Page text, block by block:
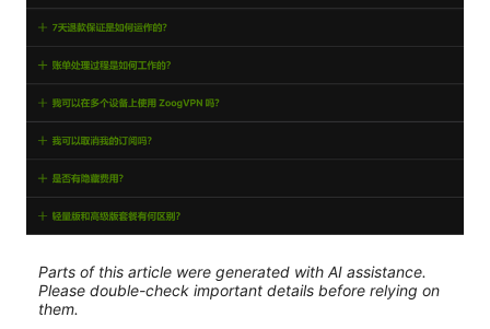
Parts of this article were generated with AI assistance.
Please double-check important details before relying on
them.